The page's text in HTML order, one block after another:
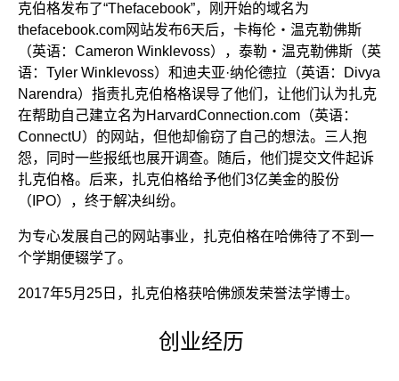
克伯格发布了“Thefacebook”，刚开始的域名为
thefacebook.com网站发布6天后，卡梅伦・温克勒佛斯
（英语：Cameron Winklevoss），泰勒・温克勒佛斯（英
语：Tyler Winklevoss）和迪夫亚·纳伦德拉（英语：Divya
Narendra）指责扎克伯格格误导了他们，让他们认为扎克
在帮助自己建立名为HarvardConnection.com（英语：
ConnectU）的网站，但他却偷窃了自己的想法。三人抱
怨，同时一些报纸也展开调查。随后，他们提交文件起诉
扎克伯格。后来，扎克伯格给予他们3亿美金的股份
（IPO），终于解决纠纷。
为专心发展自己的网站事业，扎克伯格在哈佛待了不到一
个学期便辍学了。
2017年5月25日，扎克伯格获哈佛颁发荣誉法学博士。
创业经历